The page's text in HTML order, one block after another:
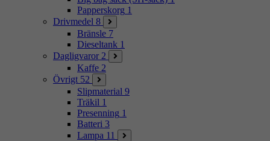
Papperskorg 1
Drivmedel 8
Bränsle 7
Dieseltank 1
Dagligvaror 2
Kaffe 2
Övrigt 52
Slipmaterial 9
Träkil 1
Presenning 1
Batteri 3
Lampa 11